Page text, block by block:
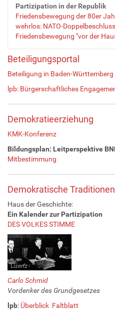
Partizipation in der Republik
Friedensbewegung der 80er
wehrlos: NATO-
Friedensbewegung "vor der
Beteiligungsportal
Beteiligung in Baden-Württemberg
lpb: Bürgerschaftliches
Demokratieerziehung
KMK-Konferenz
Bildungsplan: Leitperspektive
Mitbestimmung
Demokratische Traditionen
Haus der Geschichte:
Ein Kalender zur Partizipation
DES VOLKES STIMME
Lizenz
Carlo Schmid
Vordenker des Grundgesetzes
lpb: Überblick Faltblatt